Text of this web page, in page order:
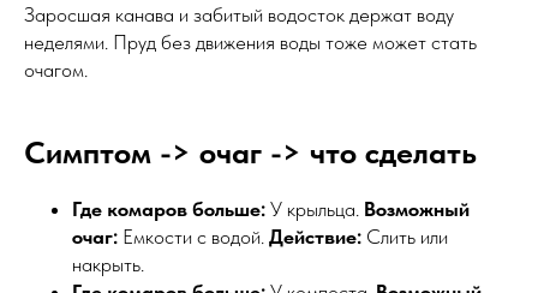
Заросшая канава и забитый водосток держат воду
неделями. Пруд без движения воды тоже может стать
очагом.
Симптом -> очаг -> что сделать
Где комаров больше: У крыльца. Возможный
очаг: Емкости с водой. Действие: Слить или
накрыть.